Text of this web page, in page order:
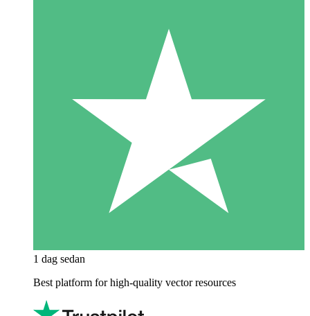
1 dag sedan
Best platform for high-quality vector resources